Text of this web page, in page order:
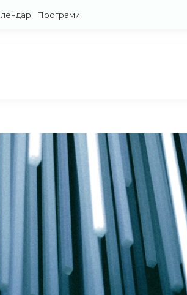
Програми